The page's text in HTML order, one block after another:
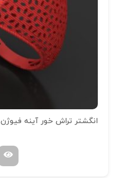
انگشتر تراش خور آینه فیوژن R-T-10